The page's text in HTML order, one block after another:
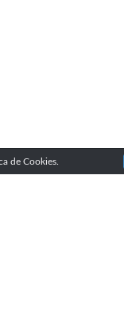
de Cookies.